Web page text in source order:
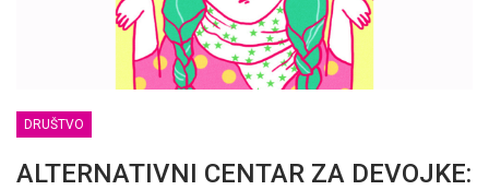
DRUŠTVO
ALTERNATIVNI CENTAR ZA DEVOJKE: